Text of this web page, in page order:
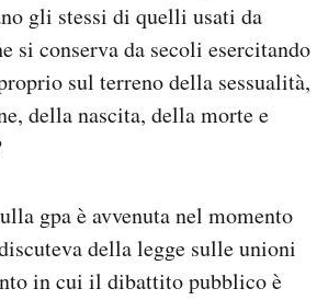
gli stessi di quelli usati da
si conserva da secoli esercitando
sul terreno della sessualità,
della nascita, della morte e
gpa è avvenuta nel momento
della legge sulle unioni
in cui il dibattito pubblico è